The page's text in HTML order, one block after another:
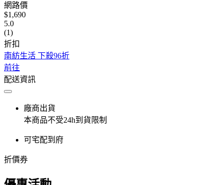
網路價
$1,690
5.0
(1)
折扣
南紡生活 下殺96折
前往
配送資訊
廠商出貨
本商品不受24h到貨限制
可宅配到府
折價券